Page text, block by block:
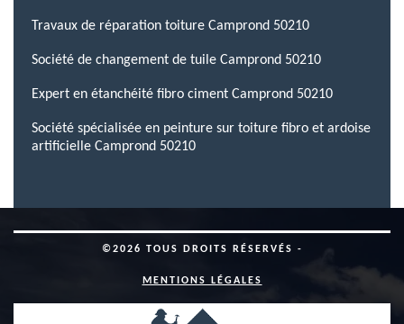
Travaux de réparation toiture Camprond 50210
Société de changement de tuile Camprond 50210
Expert en étanchéité fibro ciment Camprond 50210
Société spécialisée en peinture sur toiture fibro et ardoise
artificielle Camprond 50210
©2026 TOUS DROITS RÉSERVÉS -
MENTIONS LÉGALES